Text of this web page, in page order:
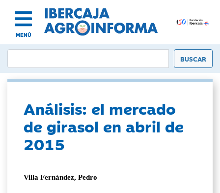
MENÚ
Análisis: el mercado
de girasol en abril de
2015
Villa Fernández, Pedro